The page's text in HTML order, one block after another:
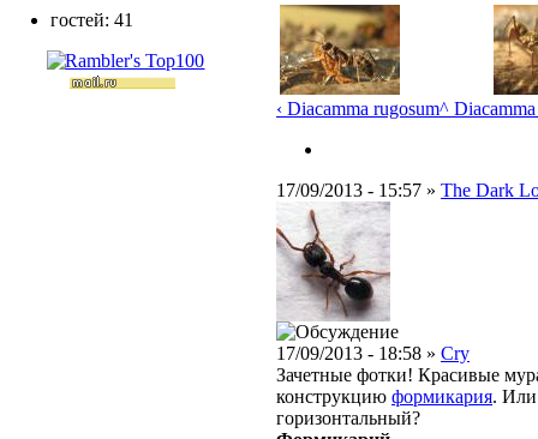
‹ Diacamma rugosum^
17/09/2013 - 15:57 » The Dark
17/09/2013 - 18:58 » Cry
Зачетные фотки! Красивые
конструкцию формикария. Или
горизонтальный?
гостей: 41